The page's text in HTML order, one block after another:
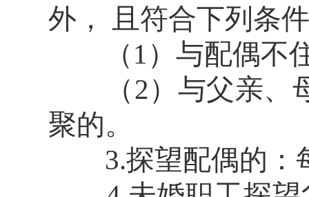
外， 且符合下列条
（1）与配偶不住
（2）与父亲、母
聚的。
3.探望配偶的：